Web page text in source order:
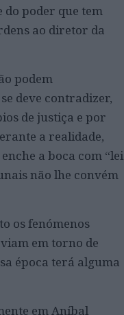
do poder que tem
ao diretor da
podem
deve contradizer,
de justiça e por
a realidade,
a boca com “lei
não lhe convém
os fenómenos
em torno de
época terá alguma
em Aníbal